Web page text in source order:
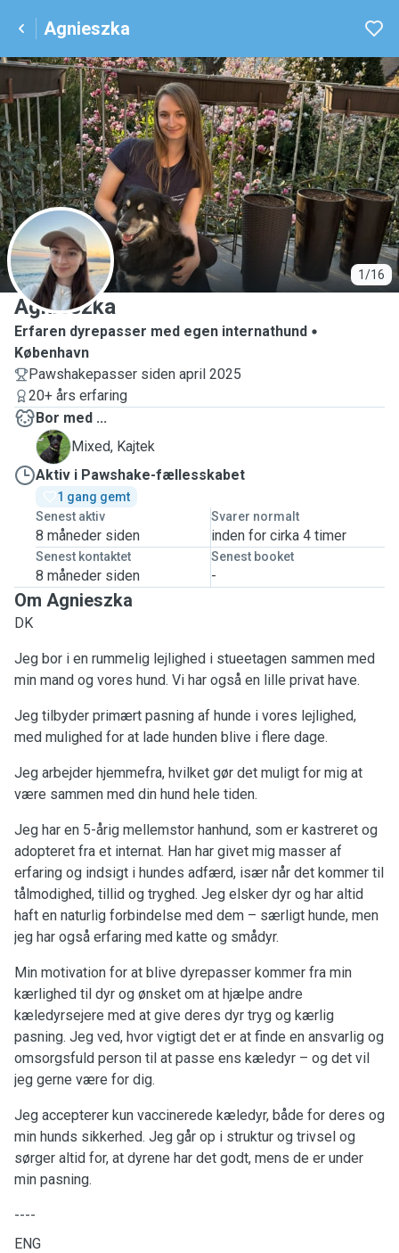
Agnieszka
1/16
A
Agnieszka
Erfaren dyrepasser med egen internathund
København
Pawshakepasser siden april 2025
20+ års erfaring
Bor med ...
K
Mixed, Kajtek
Aktiv i Pawshake-fællesskabet
1 gang gemt
Senest aktiv
8 måneder siden
Svarer normalt
inden for cirka 4 timer
Senest kontaktet
8 måneder siden
Senest booket
-
Om Agnieszka
DK
Jeg bor i en rummelig lejlighed i stueetagen sammen med
min mand og vores hund. Vi har også en lille privat have.
Jeg tilbyder primært pasning af hunde i vores lejlighed,
med mulighed for at lade hunden blive i flere dage.
Jeg arbejder hjemmefra, hvilket gør det muligt for mig at
være sammen med din hund hele tiden.
Jeg har en 5-årig mellemstor hanhund, som er kastreret og
adopteret fra et internat. Han har givet mig masser af
erfaring og indsigt i hundes adfærd, især når det kommer til
tålmodighed, tillid og tryghed. Jeg elsker dyr og har altid
haft en naturlig forbindelse med dem – særligt hunde, men
jeg har også erfaring med katte og smådyr.
Min motivation for at blive dyrepasser kommer fra min
kærlighed til dyr og ønsket om at hjælpe andre
kæledyrsejere med at give deres dyr tryg og kærlig
pasning. Jeg ved, hvor vigtigt det er at finde en ansvarlig og
omsorgsfuld person til at passe ens kæledyr – og det vil
jeg gerne være for dig.
Jeg accepterer kun vaccinerede kæledyr, både for deres og
min hunds sikkerhed. Jeg går op i struktur og trivsel og
sørger altid for, at dyrene har det godt, mens de er under
min pasning.
----
ENG